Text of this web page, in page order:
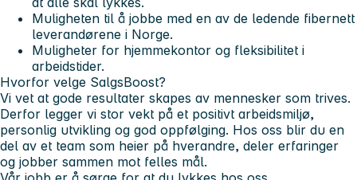
Muligheten til å jobbe med en av de ledende fibernett
leverandørene i Norge.
Muligheter for hjemmekontor og fleksibilitet i
arbeidstider.
Hvorfor velge SalgsBoost?
Vi vet at gode resultater skapes av mennesker som trives.
Derfor legger vi stor vekt på et positivt arbeidsmiljø,
personlig utvikling og god oppfølging. Hos oss blir du en
del av et team som heier på hverandre, deler erfaringer
og jobber sammen mot felles mål.